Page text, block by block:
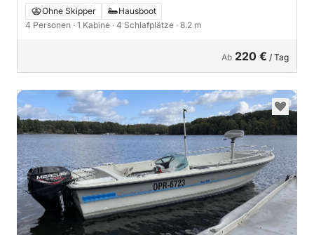
Ohne Skipper
Hausboot
4 Personen · 1 Kabine · 4 Schlafplätze · 8.2 m
Ab 220 € / Tag